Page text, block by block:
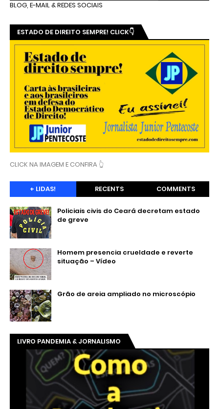
BLOG, E-MAIL & REDES SOCIAIS
ESTADO DE DIREITO SEMPRE! CLICK👇
CLICK NA IMAGEM E CONFIRA 👆
+ LIDAS! RECENTS COMMENTS
Policiais civis do Ceará decretam estado
de greve
Homem presencia crueldade e reverte
situação – Vídeo
Grão de areia ampliado no microscópio
LIVRO PANDEMIA & JORNALISMO